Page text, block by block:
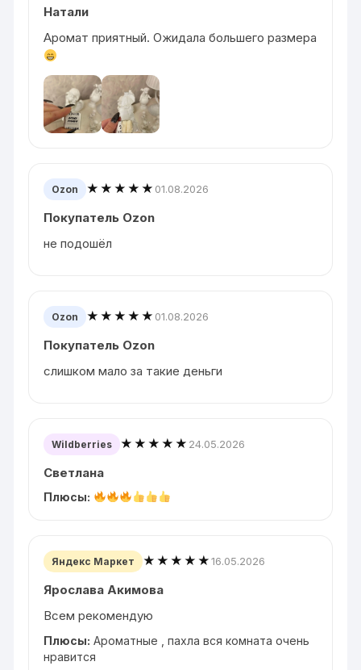
Натали
Аромат приятный. Ожидала большего размера
Ozon ★★★★★ 01.08.2026
Покупатель Ozon
не подошёл
Ozon ★★★★★ 01.08.2026
Покупатель Ozon
слишком мало за такие деньги
Wildberries ★★★★★ 24.05.2026
Светлана
Плюсы:
Яндекс Маркет ★★★★★16.05.2026
Ярослава Акимова
Всем рекомендую
Плюсы: Ароматные , пахла вся комната очень
нравится